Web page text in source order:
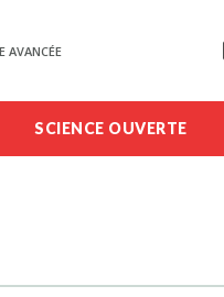
AVANCÉE
SCIENCE OUVERTE